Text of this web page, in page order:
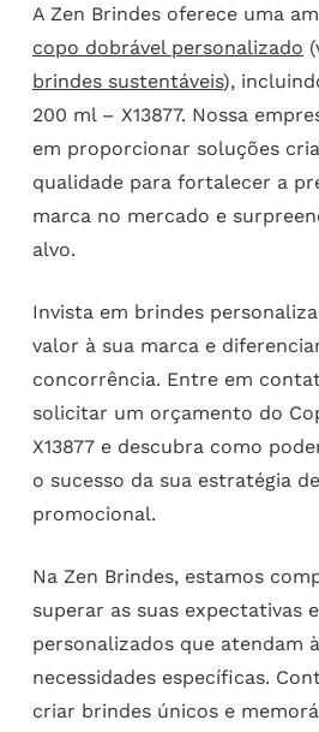
A Zen Brindes oferece uma
copo dobrável personalizado
brindes sustentáveis),
200 ml – X13877. Nossa
em proporcionar soluções
qualidade para fortalecer a
marca no mercado e
alvo.
Invista em brindes
valor à sua marca e
concorrência. Entre em
solicitar um orçamento do
X13877 e descubra como
o sucesso da sua estratégia
promocional.
Na Zen Brindes, estamos
superar as suas expectativas
personalizados que atendam
necessidades específicas.
criar brindes únicos e